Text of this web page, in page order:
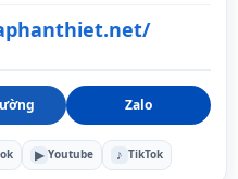
Zalo
▶ Youtube ♪ TikTok